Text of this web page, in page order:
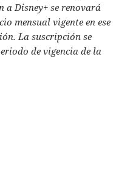
a Disney+ se renovará
mensual vigente en ese
La suscripción se
de vigencia de la